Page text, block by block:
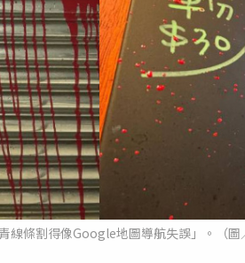
線條割得像Google地圖導航失誤」。（